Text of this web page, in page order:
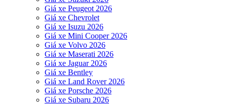
Giá xe Peugeot 2026
Giá xe Chevrolet
Giá xe Isuzu 2026
Giá xe Mini Cooper 2026
Giá xe Volvo 2026
Giá xe Maserati 2026
Giá xe Jaguar 2026
Giá xe Bentley
Giá xe Land Rover 2026
Giá xe Porsche 2026
Giá xe Subaru 2026